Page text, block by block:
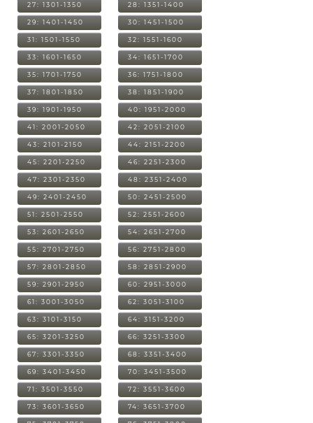
27: 1301-1350 28: 1351-1400
29: 1401-1450 30: 1451-1500
31: 1501-1550 32: 1551-1600
33: 1601-1650 34: 1651-1700
35: 1701-1750 36: 1751-1800
37: 1801-1850 38: 1851-1900
39: 1901-1950 40: 1951-2000
41: 2001-2050 42: 2051-2100
43: 2101-2150 44: 2151-2200
45: 2201-2250 46: 2251-2300
47: 2301-2350 48: 2351-2400
49: 2401-2450 50: 2451-2500
51: 2501-2550 52: 2551-2600
53: 2601-2650 54: 2651-2700
55: 2701-2750 56: 2751-2800
57: 2801-2850 58: 2851-2900
59: 2901-2950 60: 2951-3000
61: 3001-3050 62: 3051-3100
63: 3101-3150 64: 3151-3200
65: 3201-3250 66: 3251-3300
67: 3301-3350 68: 3351-3400
69: 3401-3450 70: 3451-3500
71: 3501-3550 72: 3551-3600
73: 3601-3650 74: 3651-3700